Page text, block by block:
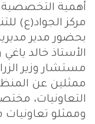
أهمية التخصصية
مركز الجواد(ع)
بحضور مدير
الأستاذ خالد
مستشار وزير
ممثلين عن
التعاونيات،
وممثلو